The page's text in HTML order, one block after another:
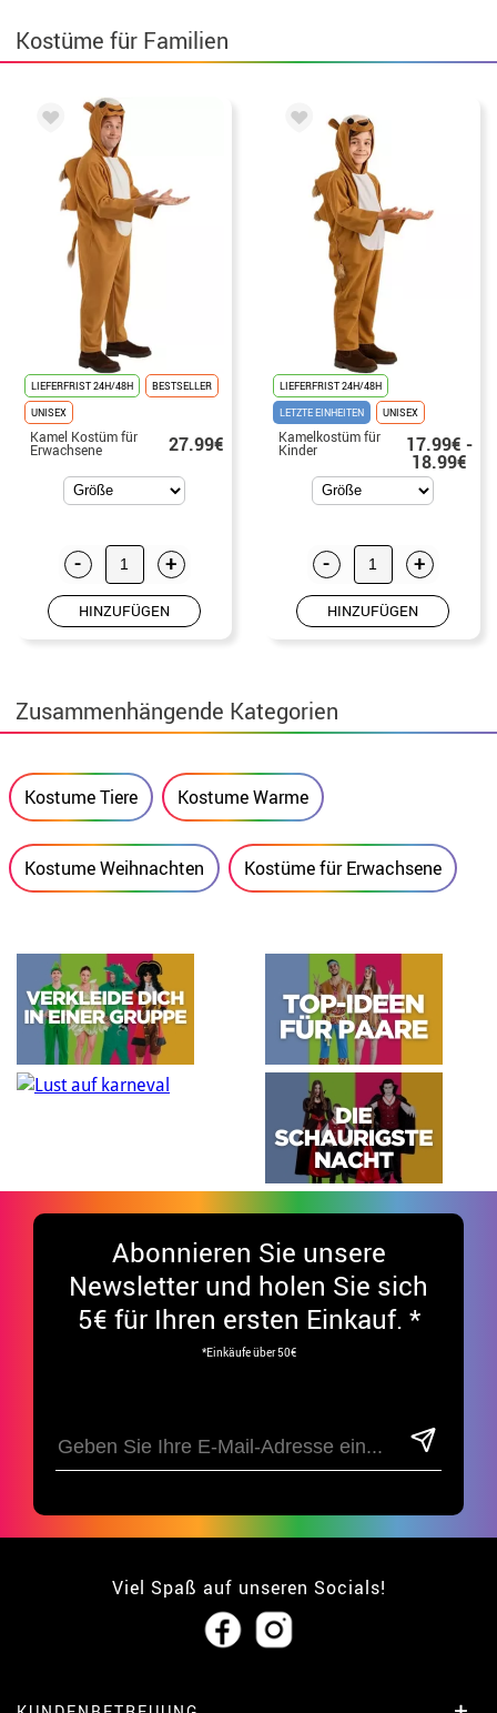
Kostüme für Familien
LIEFERFRIST 24H/48H
BESTSELLER
UNISEX
Kamel Kostüm für
Erwachsene 27.99€
- +
HINZUFÜGEN
LIEFERFRIST 24H/48H
LETZTE EINHEITEN
UNISEX
Kamelkostüm für
Kinder 17.99€ -
18.99€
- +
HINZUFÜGEN
Zusammenhängende Kategorien
Kostume Tiere Kostume Warme
Kostume Weihnachten Kostüme für Erwachsene
Abonnieren Sie unsere
Newsletter und holen Sie sich
5€ für Ihren ersten Einkauf. *
*Einkäufe über 50€
Viel Spaß auf unseren Socials!